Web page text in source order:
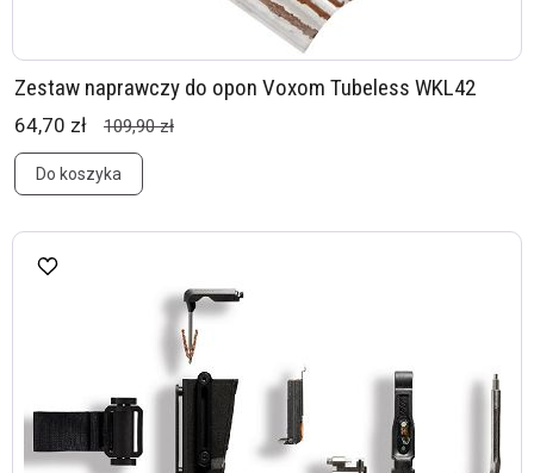
Zestaw naprawczy do opon Voxom Tubeless WKL42
64,70 zł 109,90 zł
Do koszyka